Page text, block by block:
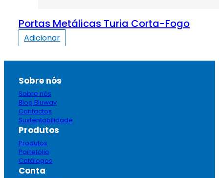
Portas Metálicas Turia Corta-Fogo
Adicionar
Sobre nós
Sobre nós
Blog Bluway
Contactos
Sustentabilidade
Produtos
Produtos
Portefólio
Catálogos
Conta